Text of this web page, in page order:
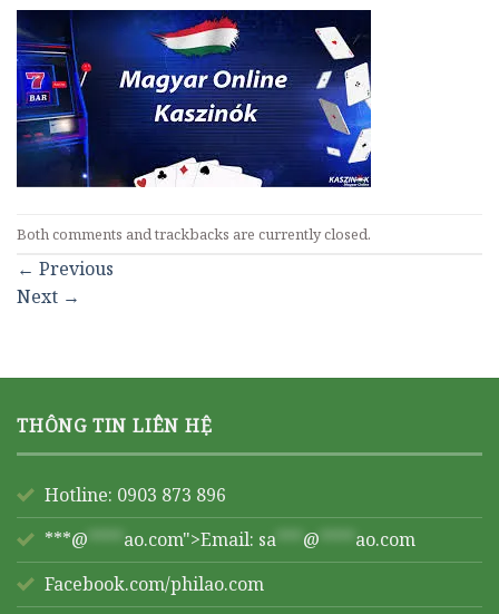
Both comments and trackbacks are currently closed.
← Previous
Next →
THÔNG TIN LIÊN HỆ
Hotline: 0903 873 896
***@ **** ao.com">Email: sa *** @ **** ao.com
Facebook.com/philao.com